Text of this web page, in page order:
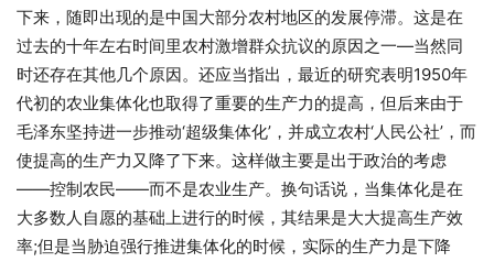
下来，随即出现的是中国大部分农村地区的发展停滞。这是在
过去的十年左右时间里农村激增群众抗议的原因之一—当然同
时还存在其他几个原因。还应当指出，最近的研究表明1950年
代初的农业集体化也取得了重要的生产力的提高，但后来由于
毛泽东坚持进一步推动‘超级集体化’，并成立农村‘人民公社’，而
使提高的生产力又降了下来。这样做主要是出于政治的考虑
——控制农民——而不是农业生产。换句话说，当集体化是在
大多数人自愿的基础上进行的时候，其结果是大大提高生产效
率;但是当胁迫强行推进集体化的时候，实际的生产力是下降